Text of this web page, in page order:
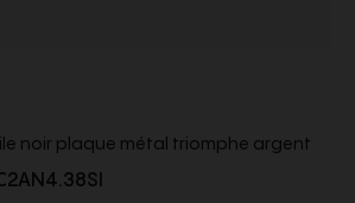
noir plaque métal triomphe argent